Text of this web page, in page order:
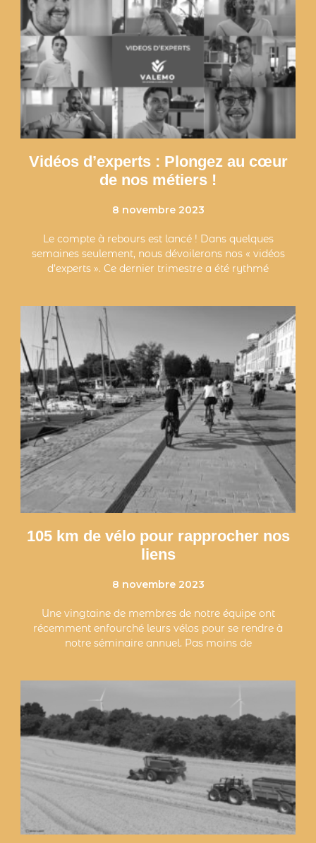
Vidéos d’experts : Plongez au cœur
de nos métiers !
8 novembre 2023
Le compte à rebours est lancé ! Dans quelques
semaines seulement, nous dévoilerons nos « vidéos
d’experts ». Ce dernier trimestre a été rythmé
105 km de vélo pour rapprocher nos
liens
8 novembre 2023
Une vingtaine de membres de notre équipe ont
récemment enfourché leurs vélos pour se rendre à
notre séminaire annuel. Pas moins de